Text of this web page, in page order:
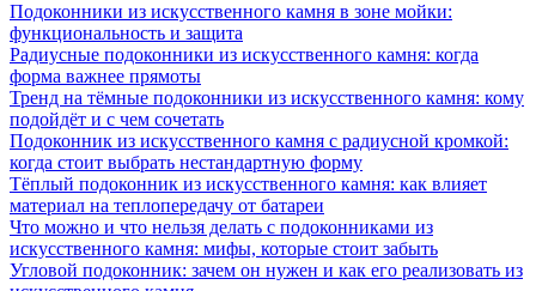
Подоконники из искусственного камня в зоне мойки:
функциональность и защита
Радиусные подоконники из искусственного камня: когда
форма важнее прямоты
Тренд на тёмные подоконники из искусственного камня: кому
подойдёт и с чем сочетать
Подоконник из искусственного камня с радиусной кромкой:
когда стоит выбрать нестандартную форму
Тёплый подоконник из искусственного камня: как влияет
материал на теплопередачу от батареи
Что можно и что нельзя делать с подоконниками из
искусственного камня: мифы, которые стоит забыть
Угловой подоконник: зачем он нужен и как его реализовать из